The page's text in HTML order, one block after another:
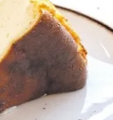
için lütfentıklayınız